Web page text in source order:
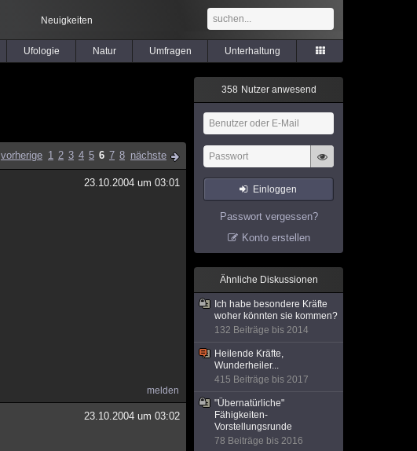
Neuigkeiten
Ufologie Natur Umfragen Unterhaltung
vorherige 1 2 3 4 5 6 7 8 nächste
23.10.2004 um 03:01
melden
23.10.2004 um 03:02
358 Nutzer anwesend
Einloggen
Passwort vergessen?
Konto erstellen
Ähnliche Diskussionen
Ich habe besondere Kräfte
woher könnten sie kommen?
132 Beiträge bis 2014
Heilende Kräfte,
Wunderheiler...
415 Beiträge bis 2017
"Übernatürliche"
Fähigkeiten-
Vorstellungsrunde
78 Beiträge bis 2016